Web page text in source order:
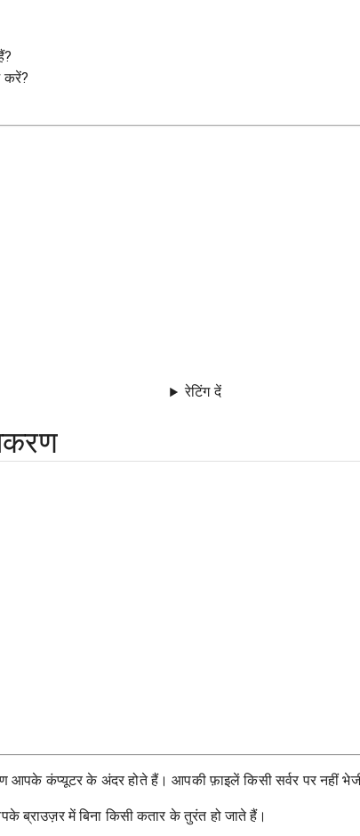
करें?
रेटिंग दें
आपके कंप्यूटर के अंदर होते हैं। आपकी फ़ाइलें किसी सर्वर पर नहीं
ब्राउज़र में बिना किसी कतार के तुरंत हो जाते हैं।